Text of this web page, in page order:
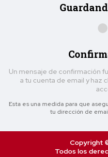
Un mensaje de confirmación
a tu cuenta de email y haz
Esta es una medida para que
tu dirección de
Copyright
Todos los